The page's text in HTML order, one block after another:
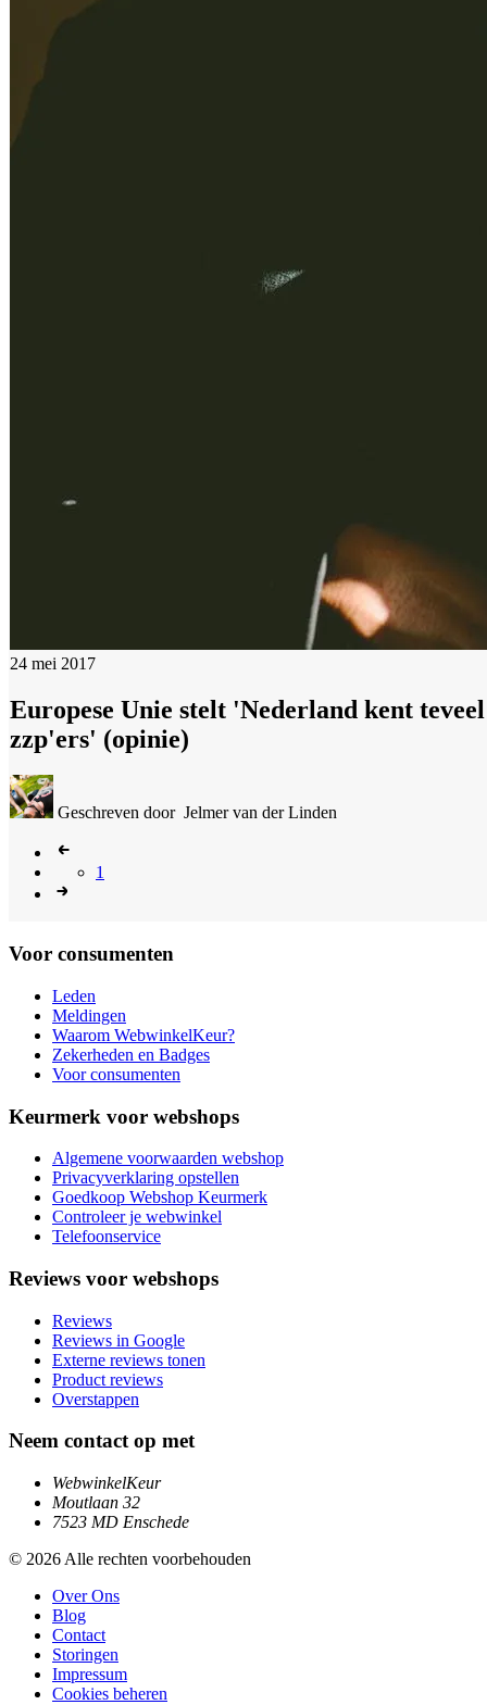
24 mei 2017
Europese Unie stelt 'Nederland kent teveel
zzp'ers' (opinie)
Geschreven door Jelmer van der Linden
1
Voor consumenten
Leden
Meldingen
Waarom WebwinkelKeur?
Zekerheden en Badges
Voor consumenten
Keurmerk voor webshops
Algemene voorwaarden webshop
Privacyverklaring opstellen
Goedkoop Webshop Keurmerk
Controleer je webwinkel
Telefoonservice
Reviews voor webshops
Reviews
Reviews in Google
Externe reviews tonen
Product reviews
Overstappen
Neem contact op met
WebwinkelKeur
Moutlaan 32
7523 MD Enschede
© 2026 Alle rechten voorbehouden
Over Ons
Blog
Contact
Storingen
Impressum
Cookies beheren